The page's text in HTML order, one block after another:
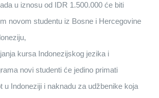
u iznosu od IDR 1.500.000 će biti
novom studentu iz Bosne i Hercegovine
kursa Indonezijskog jezika i
novi studenti će jedino primati
u Indoneziji i naknadu za udžbenike koja